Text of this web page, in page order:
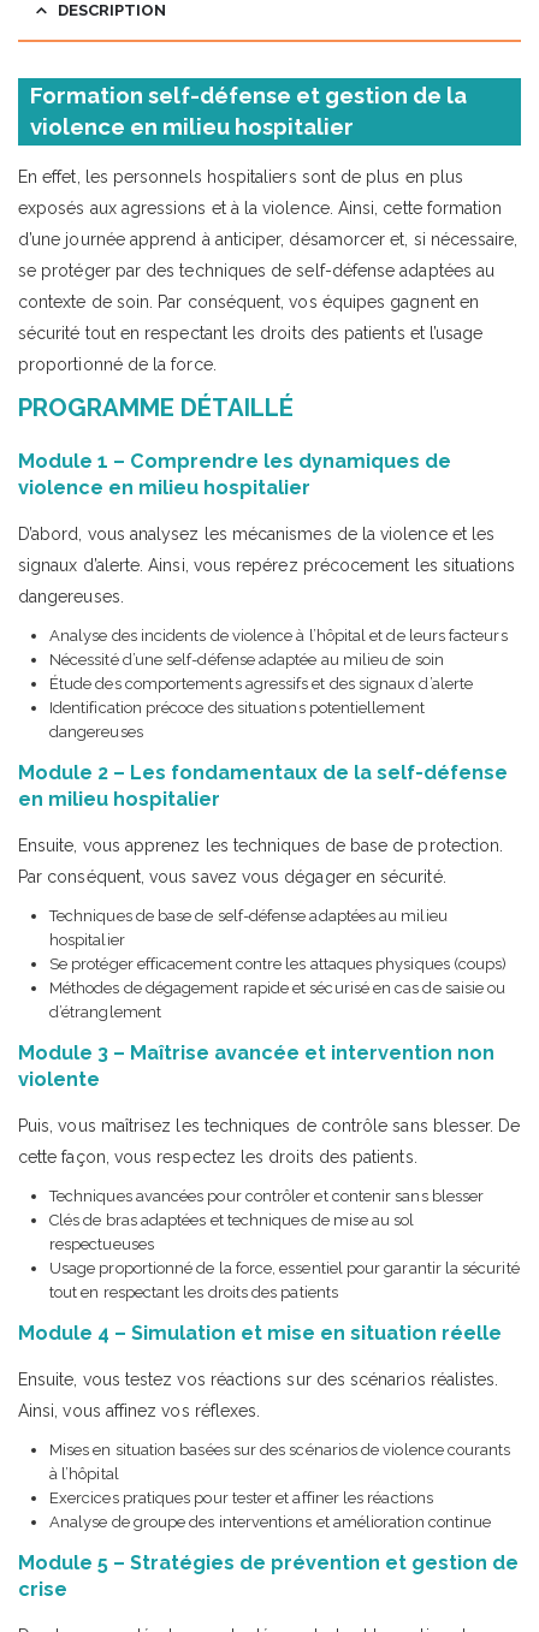
DESCRIPTION
Formation self-défense et gestion de la
violence en milieu hospitalier
En effet, les personnels hospitaliers sont de plus en plus
exposés aux agressions et à la violence. Ainsi, cette formation
d’une journée apprend à anticiper, désamorcer et, si nécessaire,
se protéger par des techniques de self-défense adaptées au
contexte de soin. Par conséquent, vos équipes gagnent en
sécurité tout en respectant les droits des patients et l’usage
proportionné de la force.
PROGRAMME DÉTAILLÉ
Module 1 – Comprendre les dynamiques de
violence en milieu hospitalier
D’abord, vous analysez les mécanismes de la violence et les
signaux d’alerte. Ainsi, vous repérez précocement les situations
dangereuses.
Analyse des incidents de violence à l’hôpital et de leurs facteurs
Nécessité d’une self-défense adaptée au milieu de soin
Étude des comportements agressifs et des signaux d’alerte
Identification précoce des situations potentiellement
dangereuses
Module 2 – Les fondamentaux de la self-défense
en milieu hospitalier
Ensuite, vous apprenez les techniques de base de protection.
Par conséquent, vous savez vous dégager en sécurité.
Techniques de base de self-défense adaptées au milieu
hospitalier
Se protéger efficacement contre les attaques physiques (coups)
Méthodes de dégagement rapide et sécurisé en cas de saisie ou
d’étranglement
Module 3 – Maîtrise avancée et intervention non
violente
Puis, vous maîtrisez les techniques de contrôle sans blesser. De
cette façon, vous respectez les droits des patients.
Techniques avancées pour contrôler et contenir sans blesser
Clés de bras adaptées et techniques de mise au sol
respectueuses
Usage proportionné de la force, essentiel pour garantir la sécurité
tout en respectant les droits des patients
Module 4 – Simulation et mise en situation réelle
Ensuite, vous testez vos réactions sur des scénarios réalistes.
Ainsi, vous affinez vos réflexes.
Mises en situation basées sur des scénarios de violence courants
à l’hôpital
Exercices pratiques pour tester et affiner les réactions
Analyse de groupe des interventions et amélioration continue
Module 5 – Stratégies de prévention et gestion de
crise